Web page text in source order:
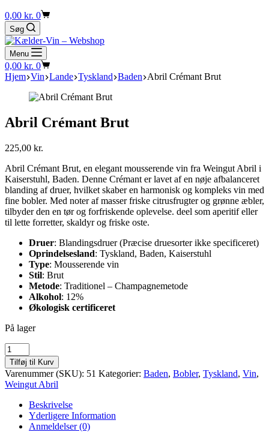
Indkøbskurv
0,00 kr. 0
Søg
Menu
Indkøbskurv
0,00 kr. 0
Hjem Vin Lande Tyskland Baden Abril Crémant Brut
Abril Crémant Brut
225,00 kr.
Abril Crémant Brut, en elegant mousserende vin fra Weingut Abril i
Kaiserstuhl, Baden. Denne Crémant er lavet af en nøje afbalanceret
blanding af druer, hvilket skaber en harmonisk og kompleks vin med
fine bobler. Med noter af masser friske citrusfrugter og grønne æbler,
tilbyder den en tør og forfriskende oplevelse. deel som aperitif eller
til lette forretter, skaldyr og friske oste.
Druer: Blandingsdruer (Præcise druesorter ikke specificeret)
Oprindelsesland: Tyskland, Baden, Kaiserstuhl
Type: Mousserende vin
Stil: Brut
Metode: Traditionel – Champagnemetode
Alkohol: 12%
Økologisk certificeret
På lager
Abril
Crémant
Brut
antal
Tilføj til Kurv
Varenummer (SKU): 51 Kategorier: Baden, Bobler, Tyskland, Vin,
Weingut Abril
Beskrivelse
Yderligere Information
Anmeldelser (0)